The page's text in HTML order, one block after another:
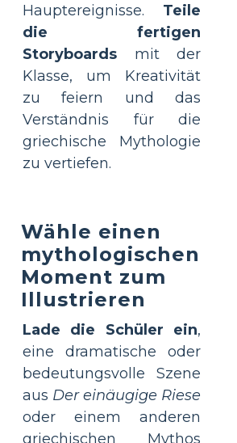
Hauptereignisse. Teile
die fertigen
Storyboards mit der
Klasse, um Kreativität
zu feiern und das
Verständnis für die
griechische Mythologie
zu vertiefen.
Wähle einen
mythologischen
Moment zum
Illustrieren
Lade die Schüler ein,
eine dramatische oder
bedeutungsvolle Szene
aus Der einäugige Riese
oder einem anderen
griechischen Mythos